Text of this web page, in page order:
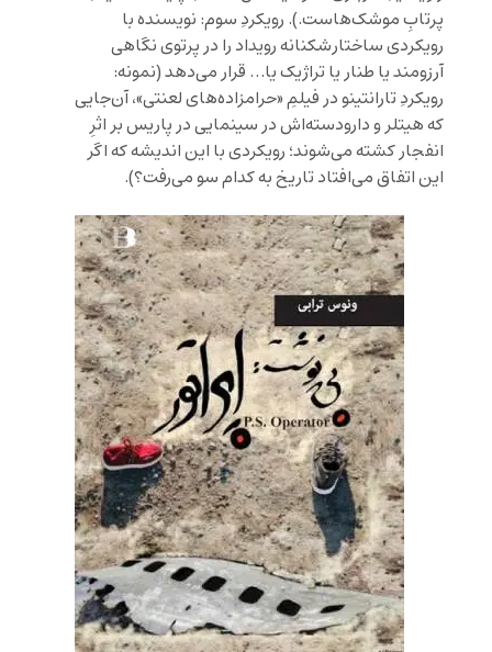
پرتابِ موشک‌هاست.). رویکردِ سوم: نویسنده با
رویکردی ساختار‌شکنانه رویداد را در پرتوی نگاهی
آرزومند یا طنار یا تراژیک یا… قرار می‌دهد (نمونه:
رویکردِ تارانتینو در فیلمِ «حرامزاده‌های لعنتی»، آن‌جایی
که هیتلر و دارودسته‌اش در سینمایی در پاریس بر اثرِ
انفجار کشته می‌شوند؛ رویکردی با این اندیشه که اگر
این اتفاق می‌افتاد تاریخ به کدام سو می‌رفت؟).